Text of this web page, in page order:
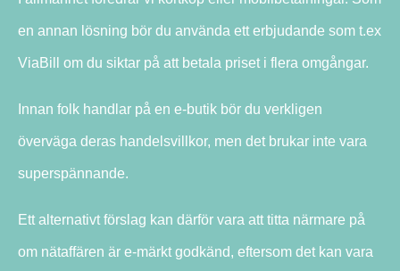
en annan lösning bör du använda ett erbjudande som t.ex
ViaBill om du siktar på att betala priset i flera omgångar.
Innan folk handlar på en e-butik bör du verkligen
överväga deras handelsvillkor, men det brukar inte vara
superspännande.
Ett alternativt förslag kan därför vara att titta närmare på
om nätaffären är e-märkt godkänd, eftersom det kan vara